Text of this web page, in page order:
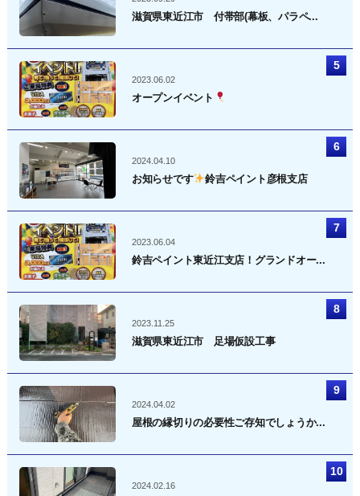
滋賀県東近江市 付帯部(幕板、パラペ...
2023.06.02
オープンイベント
2024.04.10
お知らせです 鈴吉ペイント彦根支店
2023.06.04
鈴吉ペイント東近江支店！グランドオー...
2023.11.25
滋賀県東近江市 足場仮設工事
2024.04.02
屋根の縁切りの必要性ご存知でしょうか...
2024.02.16